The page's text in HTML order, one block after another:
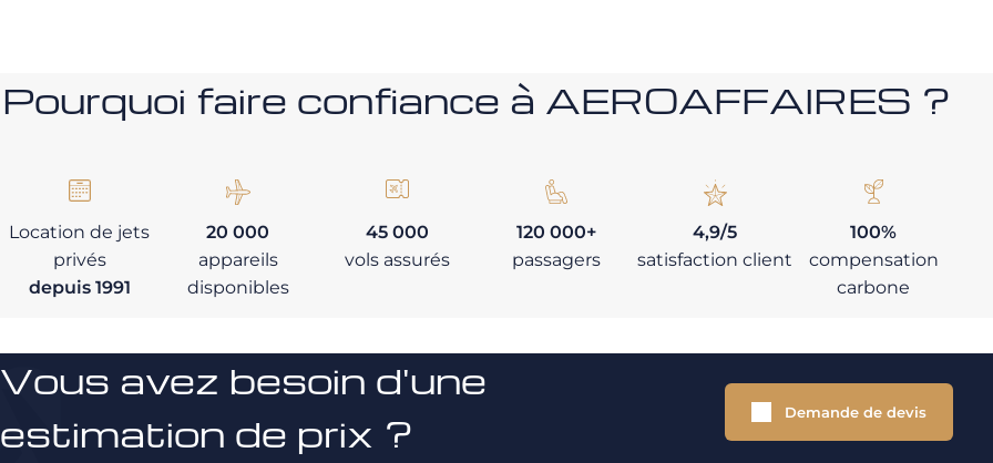
Pourquoi faire confiance à AEROAFFAIRES ?
Location de jets
privés
depuis 1991
20 000
appareils
disponibles
45 000
vols assurés
120 000+
passagers
4,9/5
satisfaction client
100%
compensation
carbone
Vous avez besoin d'une
estimation de prix ?
Demande de devis